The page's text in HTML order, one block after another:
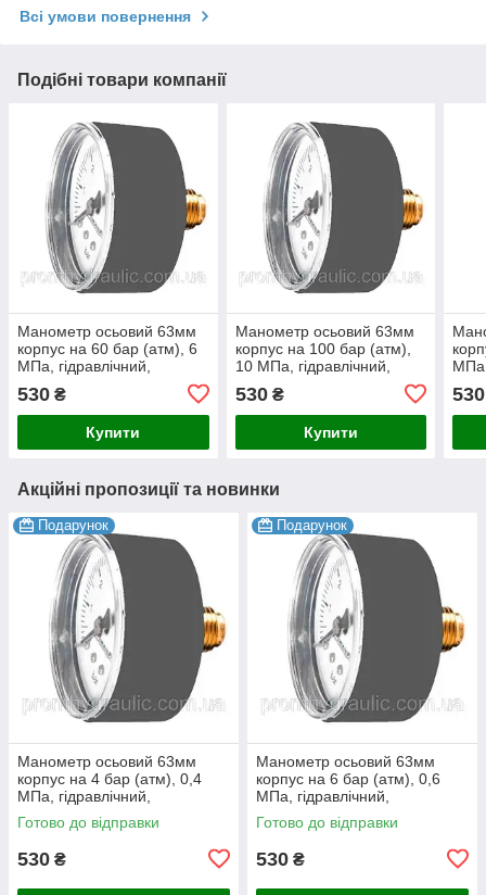
Всі умови повернення
Подібні товари компанії
Манометр осьовий 63мм
корпус на 60 бар (атм), 6
МПа, гідравлічний,
гліцериновий
530 ₴
Купити
Манометр осьовий 63мм
корпус на 100 бар (атм),
10 МПа, гідравлічний,
гліцериновий
530₴
Купити
МПа,
530
Акційні пропозиції та новинки
Подарунок
Манометр осьовий 63мм
корпус на 4 бар (атм), 0,4
МПа, гідравлічний,
гліцеринонаповнений,
гліцериновий
Готово до відправки
530 ₴
Подарунок
Манометр осьовий 63мм
корпус на 6 бар (атм), 0,6
МПа, гідравлічний,
гліцеринонаповнений,
гліцериновий
Готово до відправки
530 ₴